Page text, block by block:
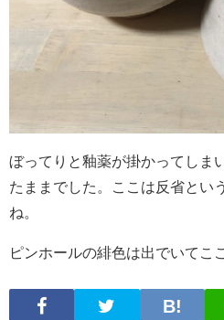
ぼってりと釉薬が掛かってしま
たままでした。ここは反省とい
ね。
ピンホールの緋色は出でいてこ